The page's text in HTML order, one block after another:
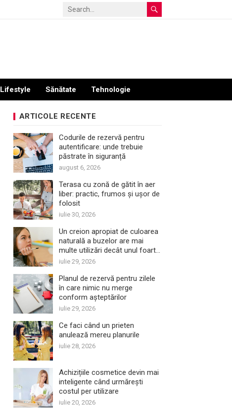
Lifestyle Sănătate Tehnologie
ARTICOLE RECENTE
Codurile de rezervă pentru
autentificare: unde trebuie
păstrate în siguranță
august 6, 2026
Terasa cu zonă de gătit în aer
liber: practic, frumos și ușor de
folosit
iulie 30, 2026
Un creion apropiat de culoarea
naturală a buzelor are mai
multe utilizări decât unul foarte
închis
iulie 29, 2026
Planul de rezervă pentru zilele
în care nimic nu merge
conform așteptărilor
iulie 29, 2026
Ce faci când un prieten
anulează mereu planurile
iulie 28, 2026
Achizițiile cosmetice devin mai
inteligente când urmărești
costul per utilizare
iulie 20, 2026